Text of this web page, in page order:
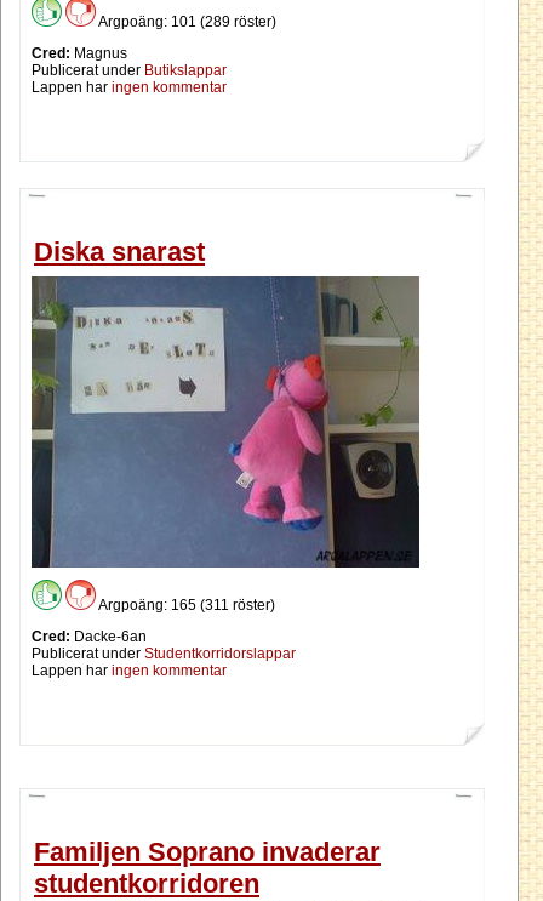
Argpoäng: 101 (289 röster)
Cred: Magnus
Publicerat under Butikslappar
Lappen har ingen kommentar
Diska snarast
Argpoäng: 165 (311 röster)
Cred: Dacke-6an
Publicerat under Studentkorridorslappar
Lappen har ingen kommentar
Familjen Soprano invaderar
studentkorridoren